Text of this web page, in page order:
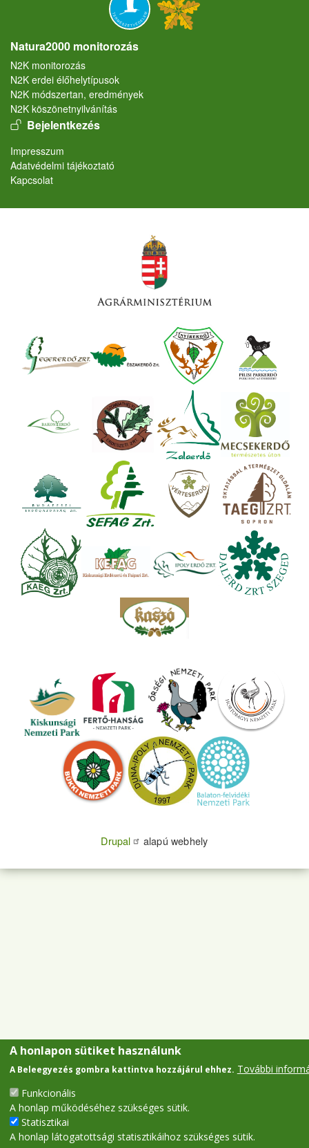
Natura2000 monitorozás
N2K monitorozás
N2K erdei élőhelytípusok
N2K módszertan, eredmények
N2K köszönetnyilvánítás
User account menu
Bejelentkezés
Lábléc
Impresszum
Adatvédelmi tájékoztató
Kapcsolat
Drupal alapú webhely
A honlapon sütiket használunk
A Beleegyezés gombra kattintva hozzájárul ehhez. További
Funkcionális
A honlap működéséhez szükséges sütik.
Statisztikai
A honlap látogatottsági statisztikáihoz szükséges sütik.